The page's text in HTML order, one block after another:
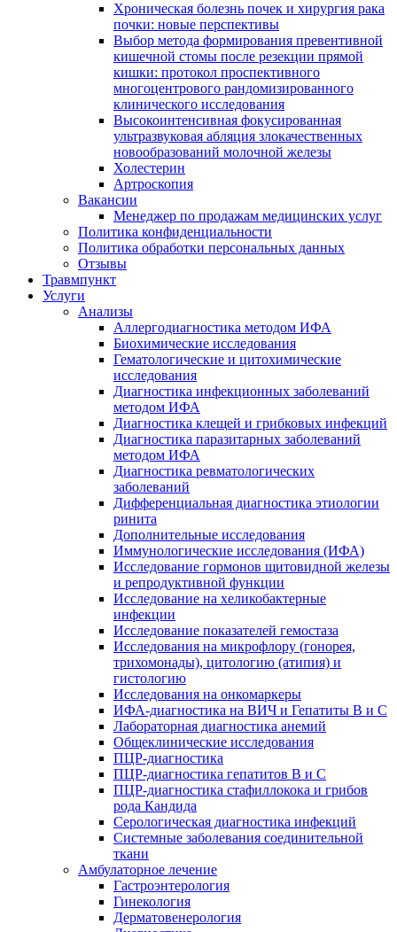
Хроническая болезнь почек и хирургия рака
почки: новые перспективы
Выбор метода формирования превентивной
кишечной стомы после резекции прямой
кишки: протокол проспективного
многоцентрового рандомизированного
клинического исследования
Высокоинтенсивная фокусированная
ультразвуковая абляция злокачественных
новообразований молочной железы
Холестерин
Артроскопия
Вакансии
Менеджер по продажам медицинских услуг
Политика конфиденциальности
Политика обработки персональных данных
Отзывы
Травмпункт
Услуги
Анализы
Аллергодиагностика методом ИФА
Биохимические исследования
Гематологические и цитохимические
исследования
Диагностика инфекционных заболеваний
методом ИФА
Диагностика клещей и грибковых инфекций
Диагностика паразитарных заболеваний
методом ИФА
Диагностика ревматологических
заболеваний
Дифференциальная диагностика этиологии
ринита
Дополнительные исследования
Иммунологические исследования (ИФА)
Исследование гормонов щитовидной железы
и репродуктивной функции
Исследование на хеликобактерные
инфекции
Исследование показателей гемостаза
Исследования на микрофлору (гонорея,
трихомонады), цитологию (атипия) и
гистологию
Исследования на онкомаркеры
ИФА-диагностика на ВИЧ и Гепатиты B и C
Лабораторная диагностика анемий
Общеклинические исследования
ПЦР-диагностика
ПЦР-диагностика гепатитов B и C
ПЦР-диагностика стафиллокока и грибов
рода Кандида
Серологическая диагностика инфекций
Системные заболевания соединительной
ткани
Амбулаторное лечение
Гастроэнтерология
Гинекология
Дерматовенерология